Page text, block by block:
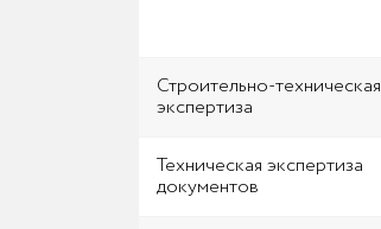
Строительно-техническая
экспертиза
Техническая экспертиза
документов